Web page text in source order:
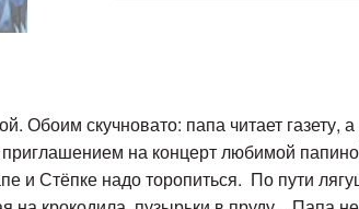
Обоим скучновато: папа читает газету,
на концерт любимой
и Стёпке надо торопиться. По пути